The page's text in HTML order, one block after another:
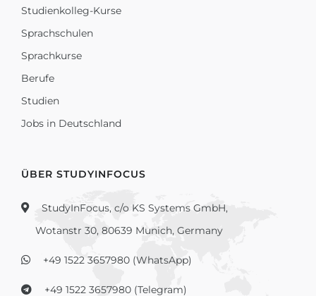
Studienkolleg-Kurse
Sprachschulen
Sprachkurse
Berufe
Studien
Jobs in Deutschland
ÜBER STUDYINFOCUS
StudyInFocus, c/o KS Systems GmbH,
Wotanstr 30, 80639 Munich, Germany
+49 1522 3657980 (WhatsApp)
+49 1522 3657980 (Telegram)